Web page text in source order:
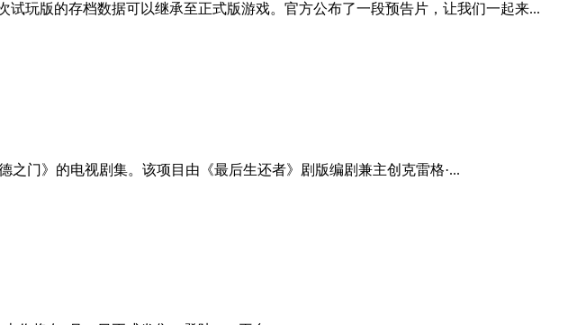
玩版的存档数据可以继承至正式版游戏。官方公布了一段预告片，让我们一起来...
门》的电视剧集。该项目由《最后生还者》剧版编剧兼主创克雷格·...